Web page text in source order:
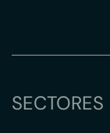
SECTORES